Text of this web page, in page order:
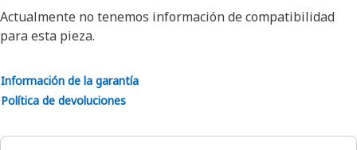
Actualmente no tenemos información de compatibilidad
para esta pieza.
Información de la garantía
Política de devoluciones